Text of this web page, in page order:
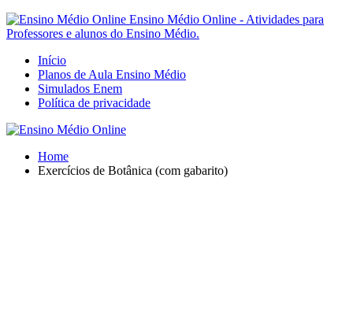
Ensino Médio Online - Atividades para
Professores e alunos do Ensino Médio.
Início
Planos de Aula Ensino Médio
Simulados Enem
Política de privacidade
Home
Exercícios de Botânica (com gabarito)